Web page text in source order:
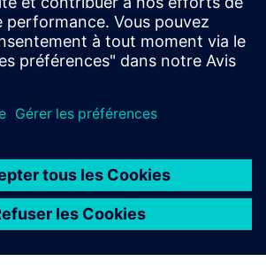
Siemens Xcelerator et de son